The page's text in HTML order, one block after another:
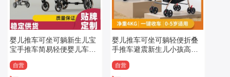
婴儿推车可坐可躺新生儿宝
宝手推车简易轻便婴儿车一
自营
婴儿推车可坐可躺轻便折叠
手推车避震新生儿小孩高景
自营